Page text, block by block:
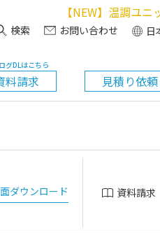
【NEW】温調ユニ
検索 お問い合わせ 日
料請求
グDLはこちら
見積り依頼
ダウンロード 資料請求